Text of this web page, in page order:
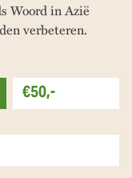
Woord in Azië
verbeteren.
€50,-